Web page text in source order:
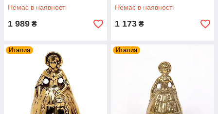
Немає в наявності
1 989 ₴
Немає в наявності
1 173 ₴
Италия Италия